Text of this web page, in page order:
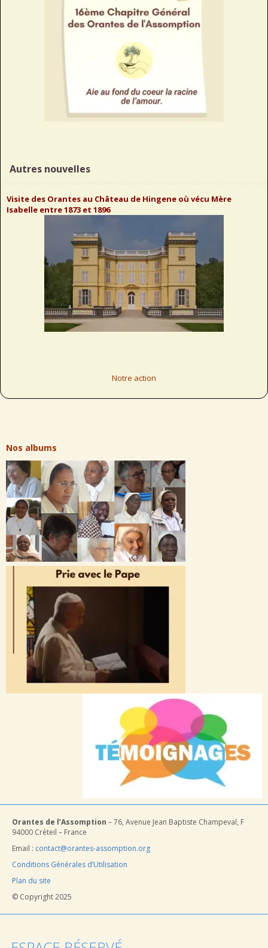
Autres nouvelles
Visite des Orantes au Château de Hingene où vécu Mère
Isabelle entre 1873 et 1896
Notre action
Nos albums
Orantes de l’Assomption – 76, Avenue Jean Baptiste Champeval, F
94000 Créteil – France
Email : contact@orantes-assomption.org
Conditions Générales d’Utilisation
Plan du site
© Copyright 2025